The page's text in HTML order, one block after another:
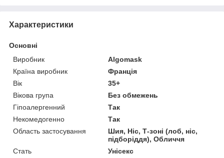
Характеристики
Основні
Виробник
Algomask
Країна виробник
Франція
Вік
35+
Вікова група
Без обмежень
Гіпоалергенний
Так
Некомедогенно
Так
Область застосування
Шия, Ніс, Т-зоні (лоб, ніс,
підборіддя), Обличчя
Стать
Унісекс